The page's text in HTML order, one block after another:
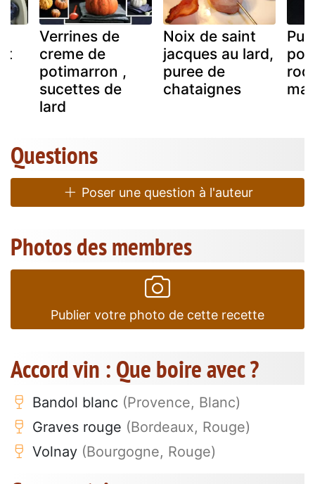
Verrines de
creme de
potimarron ,
sucettes de
lard
Noix de saint
jacques au lard,
puree de
chataignes
Questions
Poser une question à l'auteur
Photos des membres
Publier votre photo de cette recette
Accord vin : Que boire avec ?
Bandol blanc (Provence, Blanc)
Graves rouge (Bordeaux, Rouge)
Volnay (Bourgogne, Rouge)